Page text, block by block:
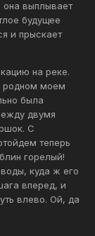
она выплывает
будущее
и прыскает
на реке.
родном моем
была
двумя
С
теперь
горелый!
куда ж его
вперед, и
влево. Ой, да